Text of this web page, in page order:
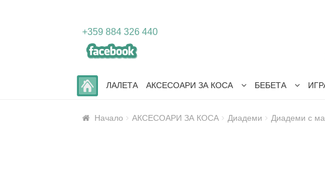
+359 884 326 440
Skip
to
navigation
Skip
to
content
ЛАЛЕТА АКСЕСОАРИ ЗА КОСА БЕБЕТА
Начало АКСЕСОАРИ ЗА КОСА Диадеми Диадеми с